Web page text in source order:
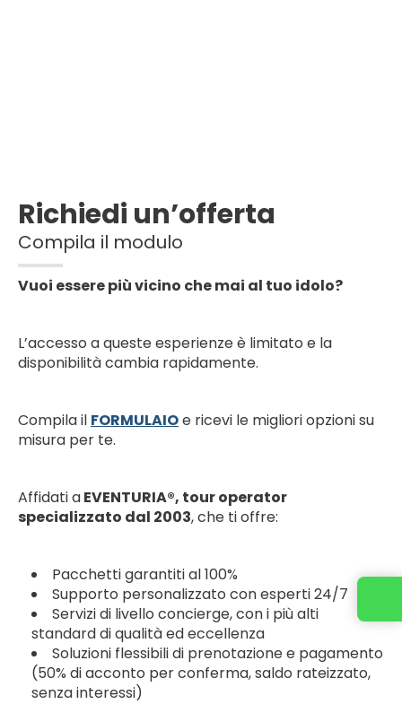
Richiedi un’offerta
Compila il modulo
Vuoi essere più vicino che mai al tuo idolo?
L’accesso a queste esperienze è limitato e la
disponibilità cambia rapidamente.
Compila il FORMULAIOe ricevi le migliori opzioni su
misura per te.
Affidati aEVENTURIA®, tour operator
specializzato dal 2003, che ti offre:
Pacchetti garantiti al 100%
Supporto personalizzato con esperti 24/7
Servizi di livello concierge, con i più alti
standard di qualità ed eccellenza
Soluzioni flessibili di prenotazione e pagamento
(50% di acconto per conferma, saldo rateizzato,
senza interessi)